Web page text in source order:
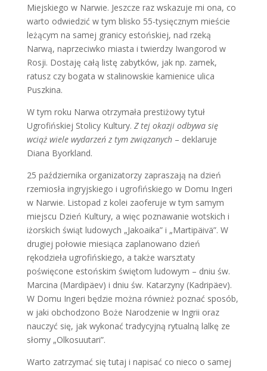
Miejskiego w Narwie. Jeszcze raz wskazuje mi ona, co
warto odwiedzić w tym blisko 55-tysięcznym mieście
leżącym na samej granicy estońskiej, nad rzeką
Narwą, naprzeciwko miasta i twierdzy Iwangorod w
Rosji. Dostaję całą listę zabytków, jak np. zamek,
ratusz czy bogata w stalinowskie kamienice ulica
Puszkina.
W tym roku Narwa otrzymała prestiżowy tytuł
Ugrofińskiej Stolicy Kultury. Z tej okazji odbywa się
wciąż wiele wydarzeń z tym związanych– deklaruje
Diana Byorkland.
25 października organizatorzy zapraszają na dzień
rzemiosła ingryjskiego i ugrofińskiego w Domu Ingeri
w Narwie. Listopad z kolei zaoferuje w tym samym
miejscu Dzień Kultury, a więc poznawanie wotskich i
iżorskich świąt ludowych „Jakoaika” i „Martipäivä”. W
drugiej połowie miesiąca zaplanowano dzień
rękodzieła ugrofińskiego, a także warsztaty
poświęcone estońskim świętom ludowym – dniu św.
Marcina (Mardipäev) i dniu św. Katarzyny (Kadripäev).
W Domu Ingeri będzie można również poznać sposób,
w jaki obchodzono Boże Narodzenie w Ingrii oraz
nauczyć się, jak wykonać tradycyjną rytualną lalkę ze
słomy „Olkosuutari”.
Warto zatrzymać się tutaj i napisać co nieco o samej